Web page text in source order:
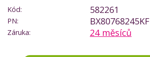
Kód: 582261
PN: BX80768245KF
Záruka: 24 měsíců